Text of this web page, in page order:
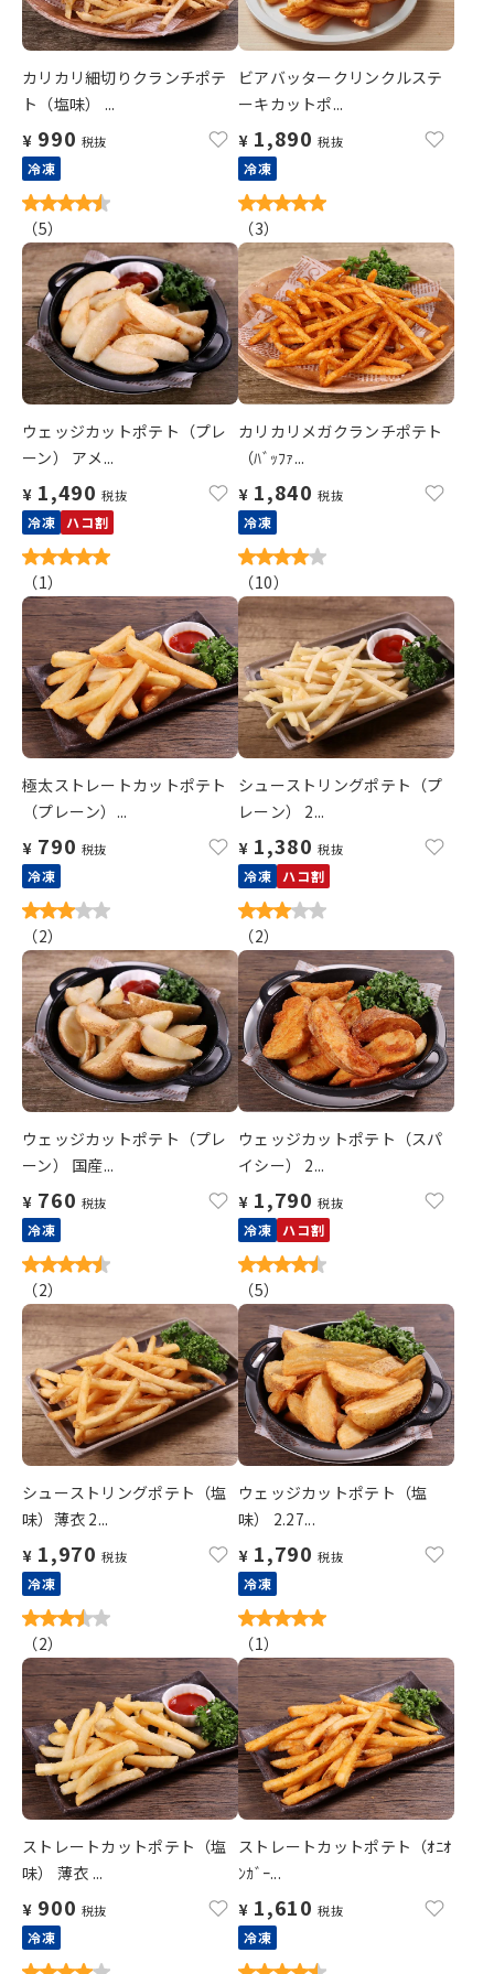
カリカリ細切りクランチポテ
ト（塩味） ...
¥ 990 税抜
冷凍
（5）
ビアバッタークリンクルステ
ーキカットポ...
¥ 1,890 税抜
冷凍
（3）
ウェッジカットポテト（プレ
ーン） アメ...
¥ 1,490 税抜
冷凍 ハコ割
（1）
カリカリメガクランチポテト
（ﾊﾞｯﾌｧ...
¥ 1,840 税抜
冷凍
（10）
極太ストレートカットポテト
（プレーン）...
¥ 790 税抜
冷凍
（2）
シューストリングポテト（プ
レーン） 2...
¥ 1,380 税抜
冷凍 ハコ割
（2）
ウェッジカットポテト（プレ
ーン） 国産...
¥ 760 税抜
冷凍
（2）
ウェッジカットポテト（スパ
イシー） 2...
¥ 1,790 税抜
冷凍 ハコ割
（5）
シューストリングポテト（塩
味）薄衣 2...
¥ 1,970 税抜
冷凍
（2）
ウェッジカットポテト（塩
味） 2.27...
¥ 1,790 税抜
冷凍
（1）
ストレートカットポテト（塩
味） 薄衣 ...
¥ 900 税抜
冷凍
ストレートカットポテト（ｵﾆｵ
ﾝｶﾞｰ...
¥ 1,610 税抜
冷凍